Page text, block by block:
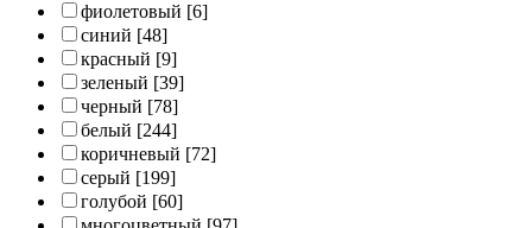
фиолетовый [6]
синий [48]
красный [9]
зеленый [39]
черный [78]
белый [244]
коричневый [72]
серый [199]
голубой [60]